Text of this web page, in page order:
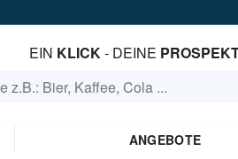
EIN KLICK- DEINE
ANGEBOTE